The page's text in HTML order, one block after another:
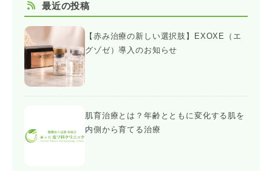
最近の投稿
【赤み治療の新しい選択肢】EXOXE（エ
グゾゼ）導入のお知らせ
肌育治療とは？年齢とともに変化する肌を
内側から育てる治療